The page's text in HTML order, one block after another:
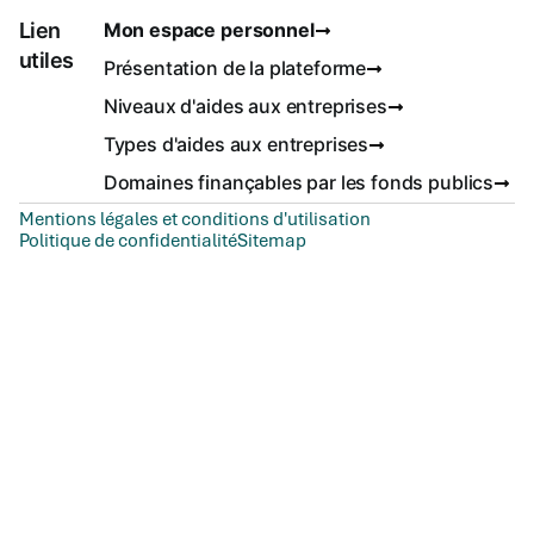
Lien
utiles
Mon espace personnel
Présentation de la plateforme
Niveaux d'aides aux entreprises
Types d'aides aux entreprises
Domaines finançables par les fonds publics
Mentions légales et conditions d'utilisation
Politique de confidentialitéSitemap